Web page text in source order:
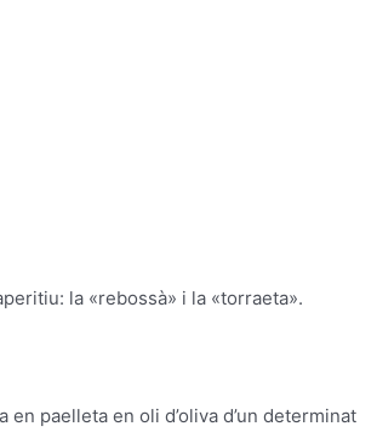
la «rebossà» i la «torraeta».
paelleta en oli d’oliva d’un determinat